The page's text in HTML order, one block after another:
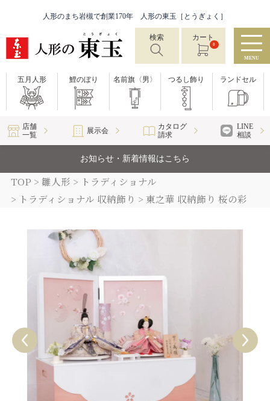
人形のまち岩槻で創業170年 人形の東玉［とうぎょく］
検索 カート
0
MENU
五月人形 鯉のぼり 名前旗〈男〉 つるし飾り ランドセル
店舗
一覧
展示会
カタログ
請求
LINE
相談
お知らせ・新着情報はこちら
TOP 雛人形
トラディショナル
トラディショナル 収納飾り
東之華 収納飾り 桜の彩